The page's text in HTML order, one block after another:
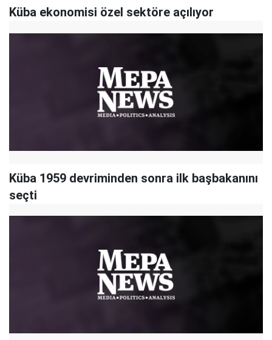
Küba ekonomisi özel sektöre açılıyor
Küba 1959 devriminden sonra ilk başbakanını
seçti